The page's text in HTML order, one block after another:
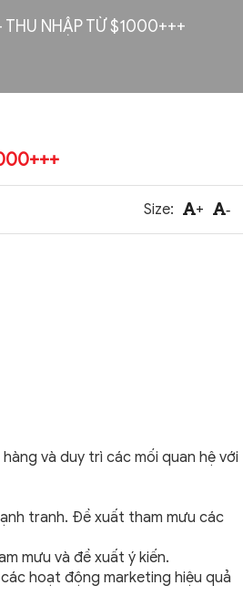
NHẬP TỪ $1000+++
Size: + -
và duy trì các mối quan hệ với
tranh. Đề xuất tham mưu các
mưu và đề xuất ý kiến.
hoạt động marketing hiệu quả